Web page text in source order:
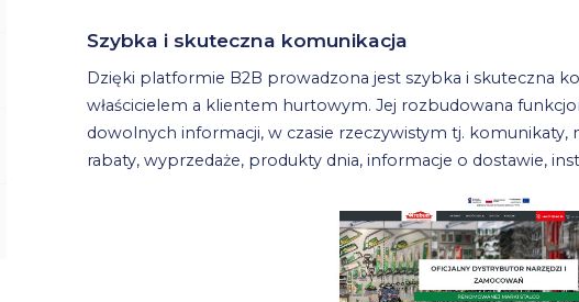
Szybka i skuteczna komunikacja
Dzięki platformie B2B prowadzona jest szybka i skuteczna
właścicielem a klientem hurtowym. Jej rozbudowana
dowolnych informacji, w czasie rzeczywistym tj.
rabaty, wyprzedaże, produkty dnia, informacje o dostawie,